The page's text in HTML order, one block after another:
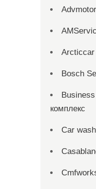
Arcticcar
Bosch
комплекс
Car